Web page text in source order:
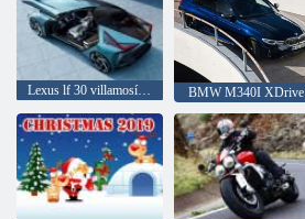
Lexus lf 30 villamosított BMW M340I XDrive